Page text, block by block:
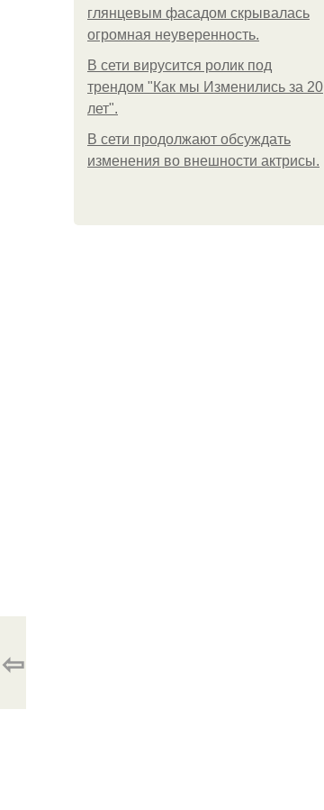
глянцевым фасадом скрывалась
огромная неуверенность.
В сети вирусится ролик под
трендом "Как мы Изменились за 20
лет".
В сети продолжают обсуждать
изменения во внешности актрисы.
⇦